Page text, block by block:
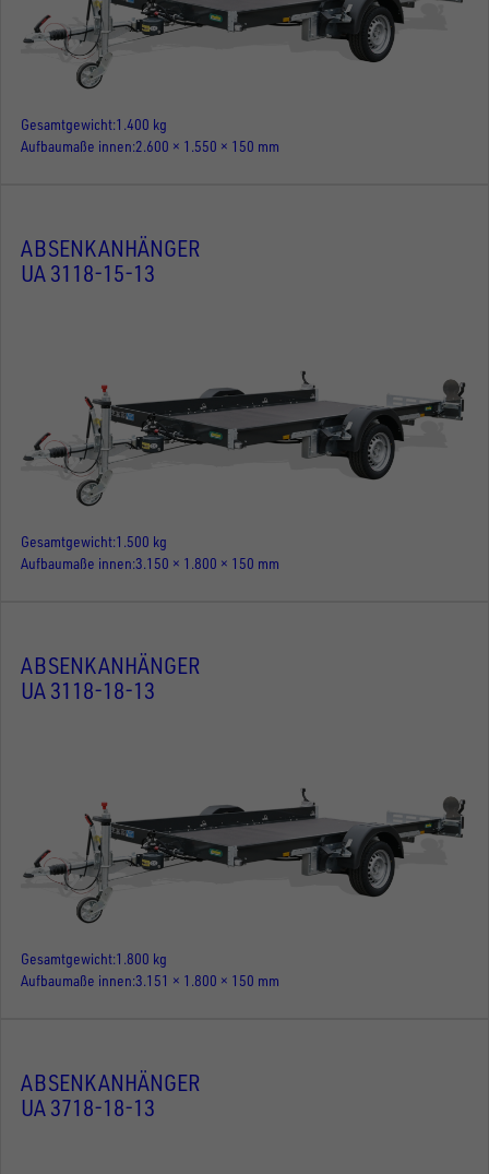
Gesamtgewicht 1.400 kg
Aufbaumaße innen 2.600 × 1.550 × 150 mm
ABSENKANHÄNGER
UA 3118-15-13
Gesamtgewicht 1.500 kg
Aufbaumaße innen 3.150 × 1.800 × 150 mm
ABSENKANHÄNGER
UA 3118-18-13
Gesamtgewicht 1.800 kg
Aufbaumaße innen 3.151 × 1.800 × 150 mm
ABSENKANHÄNGER
UA 3718-18-13